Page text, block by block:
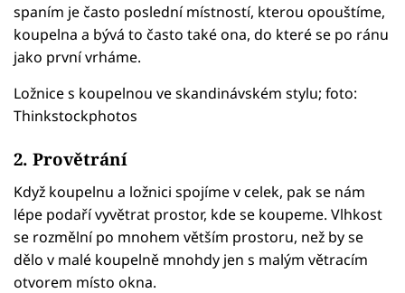
spaním je často poslední místností, kterou opouštíme,
koupelna a bývá to často také ona, do které se po ránu
jako první vrháme.
Ložnice s koupelnou ve skandinávském stylu; foto:
Thinkstockphotos
2. Provětrání
Když koupelnu a ložnici spojíme v celek, pak se nám
lépe podaří vyvětrat prostor, kde se koupeme. Vlhkost
se rozmělní po mnohem větším prostoru, než by se
dělo v malé koupelně mnohdy jen s malým větracím
otvorem místo okna.